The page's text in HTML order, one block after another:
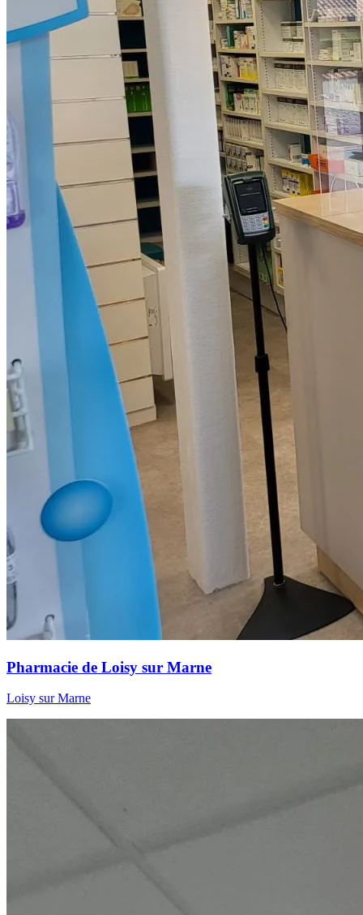
Pharmacie de Loisy sur Marne
Loisy sur Marne